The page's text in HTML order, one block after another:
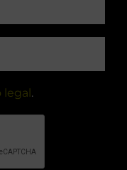
legal .